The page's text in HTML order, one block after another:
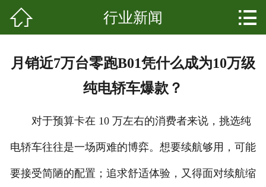
科普知识
 行业新闻 
月销近7万台零跑B01凭什么成为10万级
纯电轿车爆款？
对于预算卡在 10 万左右的消费者来说，挑选纯
电轿车往往是一场两难的博弈。想要续航够用，可能
要接受简陋的配置；追求舒适体验，又得面对续航缩